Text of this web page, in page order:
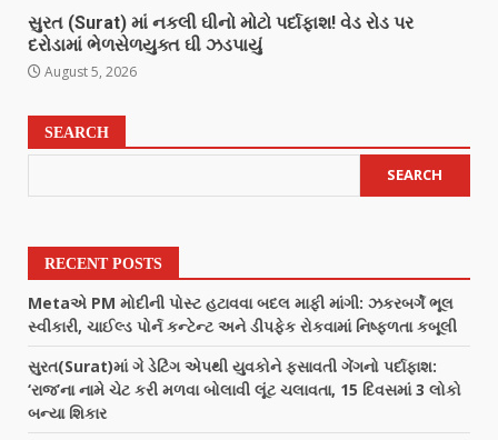
સુરત (Surat) માં નકલી ઘીનો મોટો પર્દાફાશ! વેડ રોડ પર
દરોડામાં ભેળસેળયુક્ત ઘી ઝડપાયું
August 5, 2026
SEARCH
SEARCH
RECENT POSTS
Metaએ PM મોદીની પોસ્ટ હટાવવા બદલ માફી માંગી: ઝકરબર્ગે ભૂલ
સ્વીકારી, ચાઈલ્ડ પોર્ન કન્ટેન્ટ અને ડીપફેક રોકવામાં નિષ્ફળતા કબૂલી
સુરત(Surat)માં ગે ડેટિંગ એપથી યુવકોને ફસાવતી ગેંગનો પર્દાફાશ:
‘રાજ’ના નામે ચેટ કરી મળવા બોલાવી લૂંટ ચલાવતા, 15 દિવસમાં 3 લોકો
બન્યા શિકાર